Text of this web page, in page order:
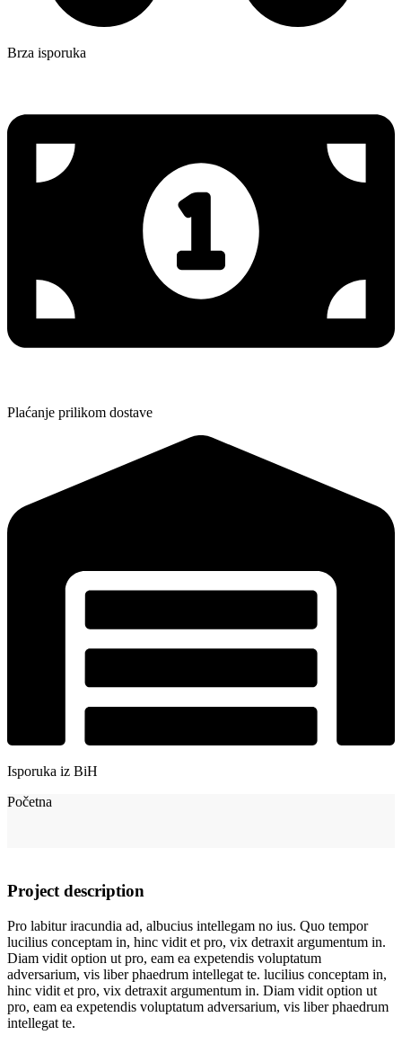
Brza isporuka
Plaćanje prilikom dostave
Isporuka iz BiH
Početna
Project description
Pro labitur iracundia ad, albucius intellegam no ius. Quo tempor
lucilius conceptam in, hinc vidit et pro, vix detraxit argumentum in.
Diam vidit option ut pro, eam ea expetendis voluptatum
adversarium, vis liber phaedrum intellegat te. lucilius conceptam in,
hinc vidit et pro, vix detraxit argumentum in. Diam vidit option ut
pro, eam ea expetendis voluptatum adversarium, vis liber phaedrum
intellegat te.